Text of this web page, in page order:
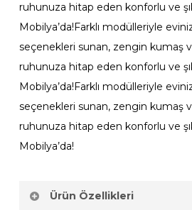
ruhunuza hitap eden konforlu ve
Mobilya’da!Farklı modülleriyle
seçenekleri sunan, zengin kumaş
ruhunuza hitap eden konforlu ve
Mobilya’da!Farklı modülleriyle
seçenekleri sunan, zengin kumaş
ruhunuza hitap eden konforlu ve
Mobilya’da!
Ürün Özellikleri